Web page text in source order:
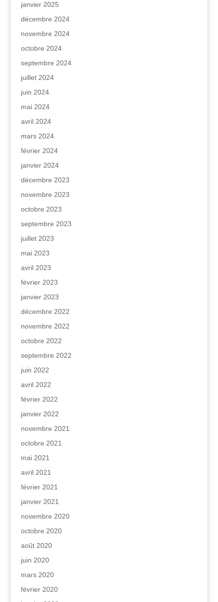
janvier 2025
décembre 2024
novembre 2024
octobre 2024
septembre 2024
juillet 2024
juin 2024
mai 2024
avril 2024
mars 2024
février 2024
janvier 2024
décembre 2023
novembre 2023
octobre 2023
septembre 2023
juillet 2023
mai 2023
avril 2023
février 2023
janvier 2023
décembre 2022
novembre 2022
octobre 2022
septembre 2022
juin 2022
avril 2022
février 2022
janvier 2022
novembre 2021
octobre 2021
mai 2021
avril 2021
février 2021
janvier 2021
novembre 2020
octobre 2020
août 2020
juin 2020
mars 2020
février 2020